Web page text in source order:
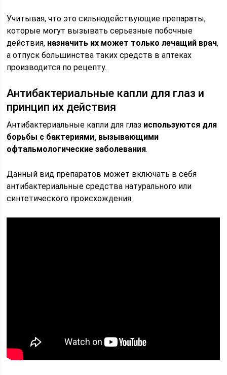
Учитывая, что это сильнодействующие препараты,
которые могут вызывать серьезные побочные
действия, назначить их может только лечащий врач,
а отпуск большинства таких средств в аптеках
производится по рецепту.
Антибактериальные капли для глаз и
принцип их действия
Антибактериальные капли для глаз используются для
борьбы с бактериями, вызывающими
офтальмологические заболевания.
Данный вид препаратов может включать в себя
антибактериальные средства натурального или
синтетического происхождения.